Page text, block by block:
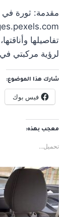
تفاصيلها
لرؤية مركبتي
شارك هذا الموضوع:
فيس بوك
معجب بهذه:
تحميل...